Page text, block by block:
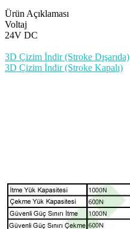
Ürün Açıklaması
Voltaj
24V DC
3D Çizim İndir (Stroke Dışarıda)
3D Çizim İndir (Stroke Kapalı)